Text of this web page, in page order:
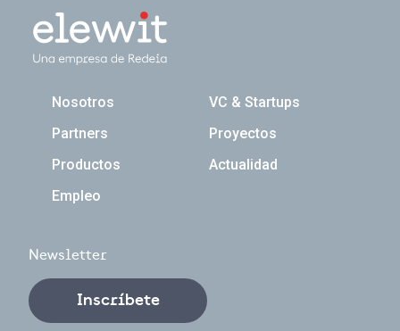
Navegación principal
Nosotros
VC & Startups
Partners
Proyectos
Productos
Actualidad
Empleo
Newsletter
Inscríbete